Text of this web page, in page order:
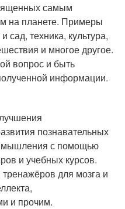
самым
на планете. Примеры
сад, техника, культура,
и многое другое.
вопрос и быть
информации.
познавательных
мышления с помощью
и учебных курсов.
тренажёров для мозга и
и прочим.